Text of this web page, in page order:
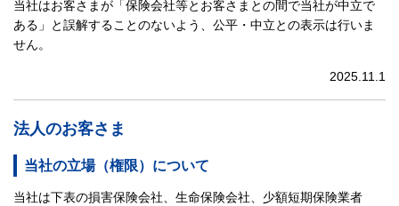
当社はお客さまが「保険会社等とお客さまとの間で当社が中立で
ある」と誤解することのないよう、公平・中立との表示は行いま
せん。
2025.11.1
法人のお客さま
当社の立場（権限）について
当社は下表の損害保険会社、生命保険会社、少額短期保険業者